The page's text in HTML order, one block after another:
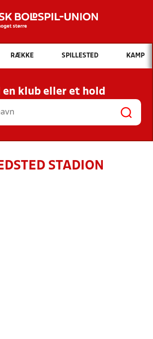
Hvad vil du søge efter?
INDHOLD OG NYHEDER
RESULTATER, KLUBBER OG
HOLD
RÆKKE SPILLESTED KAMP
en klub eller et hold
STADION